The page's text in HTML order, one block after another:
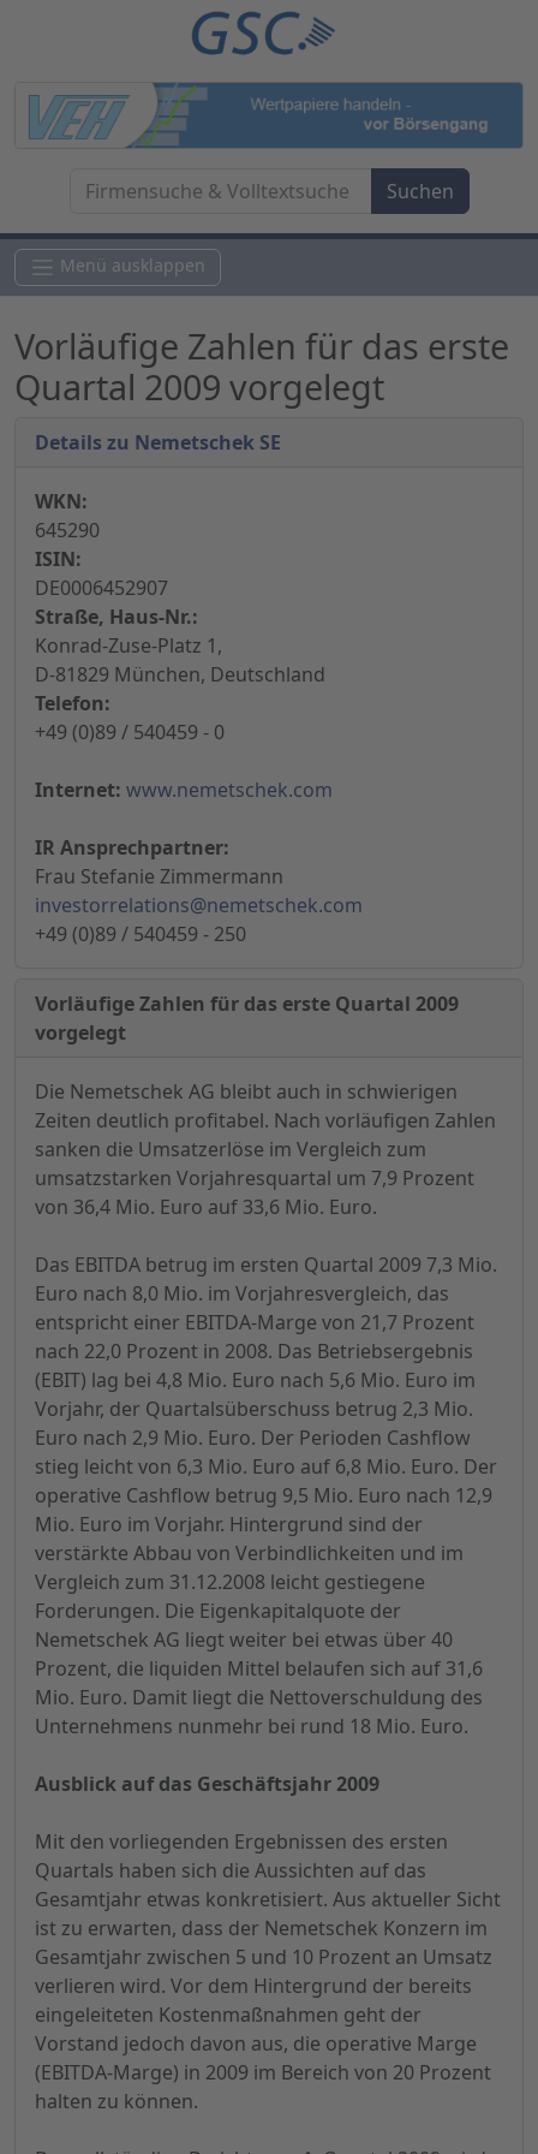
Menü ausklappen
Vorläufige Zahlen für das erste
Quartal 2009 vorgelegt
Details zu Nemetschek SE
WKN:
645290
ISIN:
DE0006452907
Straße, Haus-Nr.:
Konrad-Zuse-Platz 1,
D-81829 München, Deutschland
Telefon:
+49 (0)89 / 540459 - 0
Internet: www.nemetschek.com
IR Ansprechpartner:
Frau Stefanie Zimmermann
investorrelations@nemetschek.com
+49 (0)89 / 540459 - 250
Vorläufige Zahlen für das erste Quartal 2009
vorgelegt
Die Nemetschek AG bleibt auch in schwierigen
Zeiten deutlich profitabel. Nach vorläufigen Zahlen
sanken die Umsatzerlöse im Vergleich zum
umsatzstarken Vorjahresquartal um 7,9 Prozent
von 36,4 Mio. Euro auf 33,6 Mio. Euro.
Das EBITDA betrug im ersten Quartal 2009 7,3 Mio.
Euro nach 8,0 Mio. im Vorjahresvergleich, das
entspricht einer EBITDA-Marge von 21,7 Prozent
nach 22,0 Prozent in 2008. Das Betriebsergebnis
(EBIT) lag bei 4,8 Mio. Euro nach 5,6 Mio. Euro im
Vorjahr, der Quartalsüberschuss betrug 2,3 Mio.
Euro nach 2,9 Mio. Euro. Der Perioden Cashflow
stieg leicht von 6,3 Mio. Euro auf 6,8 Mio. Euro. Der
operative Cashflow betrug 9,5 Mio. Euro nach 12,9
Mio. Euro im Vorjahr. Hintergrund sind der
verstärkte Abbau von Verbindlichkeiten und im
Vergleich zum 31.12.2008 leicht gestiegene
Forderungen. Die Eigenkapitalquote der
Nemetschek AG liegt weiter bei etwas über 40
Prozent, die liquiden Mittel belaufen sich auf 31,6
Mio. Euro. Damit liegt die Nettoverschuldung des
Unternehmens nunmehr bei rund 18 Mio. Euro.
Ausblick auf das Geschäftsjahr 2009
Mit den vorliegenden Ergebnissen des ersten
Quartals haben sich die Aussichten auf das
Gesamtjahr etwas konkretisiert. Aus aktueller Sicht
ist zu erwarten, dass der Nemetschek Konzern im
Gesamtjahr zwischen 5 und 10 Prozent an Umsatz
verlieren wird. Vor dem Hintergrund der bereits
eingeleiteten Kostenmaßnahmen geht der
Vorstand jedoch davon aus, die operative Marge
(EBITDA-Marge) in 2009 im Bereich von 20 Prozent
halten zu können.